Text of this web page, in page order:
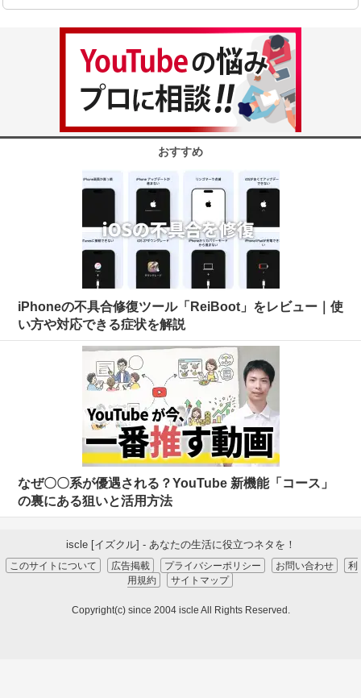
おすすめ
iPhoneの不具合修復ツール「ReiBoot」をレビュー｜使
い方や対応できる症状を解説
なぜ〇〇系が優遇される？YouTube 新機能「コース」
の裏にある狙いと活用方法
iscle [イズクル] - あなたの生活に役立つネタを！
このサイトについて 広告掲載 プライバシーポリシー お問い合わせ
利
用規約
サイトマップ
Copyright(c) since 2004 iscle All Rights Reserved.